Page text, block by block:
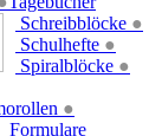
Schreibblöcke ●
Schulhefte ●
Spiralblöcke ●
●
Formulare